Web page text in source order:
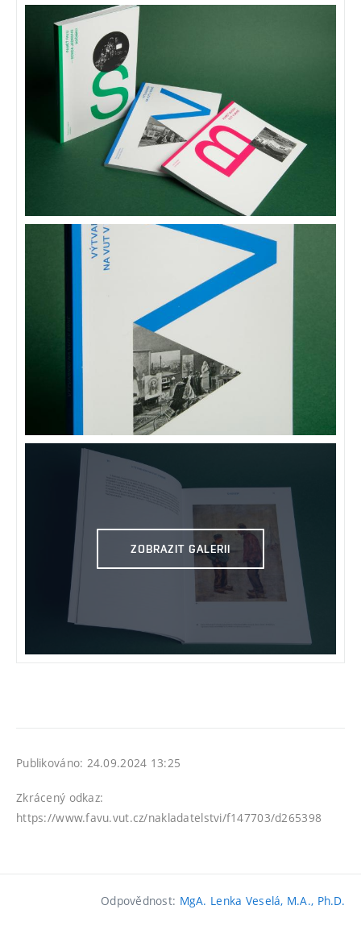
ZOBRAZIT GALERII
Publikováno: 24.09.2024 13:25
Zkrácený odkaz:
https://www.favu.vut.cz/nakladatelstvi/f147703/d265398
Odpovědnost: MgA. Lenka Veselá, M.A., Ph.D.